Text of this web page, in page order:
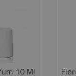
10 Ml